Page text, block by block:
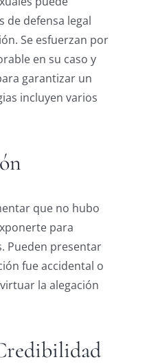
de defensa legal
Se esfuerzan por
en su caso y
garantizar un
incluyen varios
que no hubo
para
Pueden presentar
fue accidental o
la alegación